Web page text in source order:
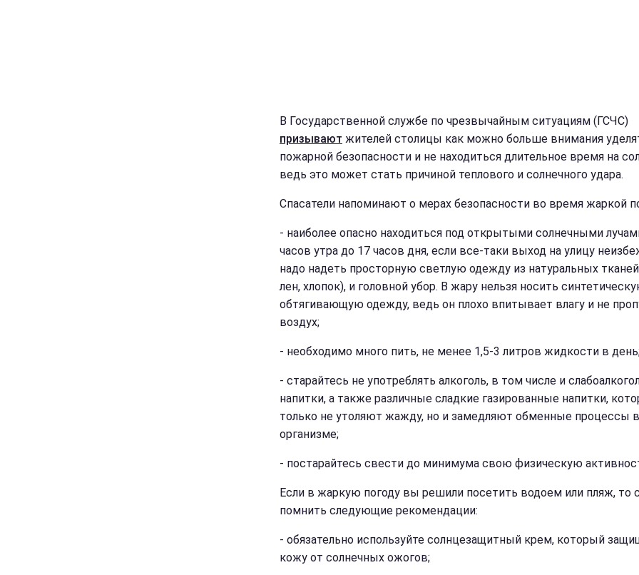
В Государственной службе по чрезвычайным ситуациям (ГСЧС)
призывают жителей столицы как можно больше внимания
пожарной безопасности и не находиться длительное время на
ведь это может стать причиной теплового и солнечного удара.
Спасатели напоминают о мерах безопасности во время жаркой
- наиболее опасно находиться под открытыми солнечными
часов утра до 17 часов дня, если все-таки выход на улицу
надо надеть просторную светлую одежду из натуральных
лен, хлопок), и головной убор. В жару нельзя носить
обтягивающую одежду, ведь он плохо впитывает влагу и не
воздух;
- необходимо много пить, не менее 1,5-3 литров жидкости в
- старайтесь не употреблять алкоголь, в том числе и
напитки, а также различные сладкие газированные напитки,
только не утоляют жажду, но и замедляют обменные процессы в
организме;
- постарайтесь свести до минимума свою физическую
Если в жаркую погоду вы решили посетить водоем или пляж, то
помнить следующие рекомендации:
- обязательно используйте солнцезащитный крем, который
кожу от солнечных ожогов;